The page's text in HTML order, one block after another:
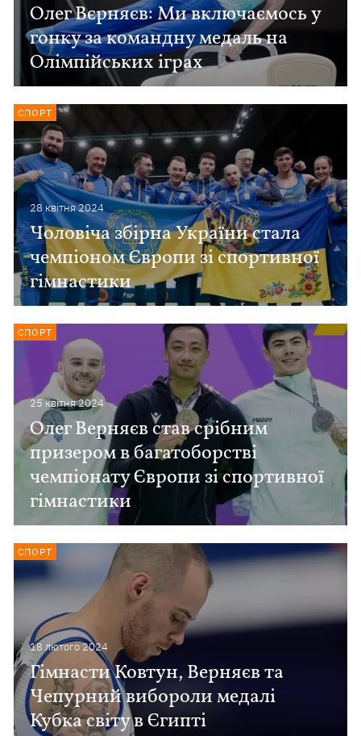
Олег Вєрняєв: Ми включаємось у
гонку за командну медаль на
Олімпійських іграх
28 квiтня 2024
Чоловіча збірна України стала
чемпіоном Європи зі спортивної
гімнастики
СПОРТ
25 квiтня 2024
Олег Верняєв став срібним
призером в багатоборстві
чемпіонату Європи зі спортивної
гімнастики
СПОРТ
18 лютого 2024
Гімнасти Ковтун, Верняєв та
Чепурний вибороли медалі
Кубка світу в Єгипті
СПОРТ